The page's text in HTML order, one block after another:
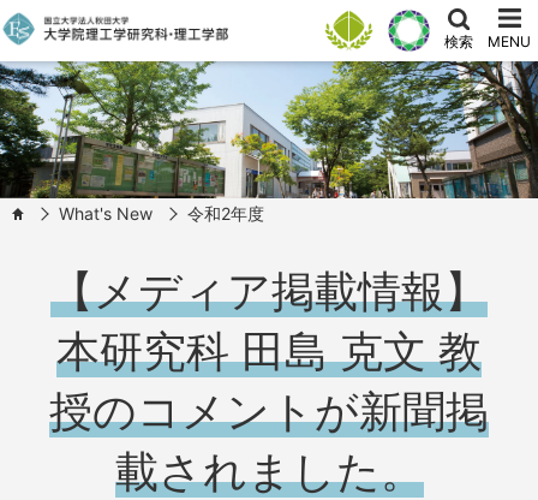
検索 MENU
HOMEWhat's New 令和2年度
【メディア掲載情報】
本研究科 田島 克文 教
授のコメントが新聞掲
載されました。